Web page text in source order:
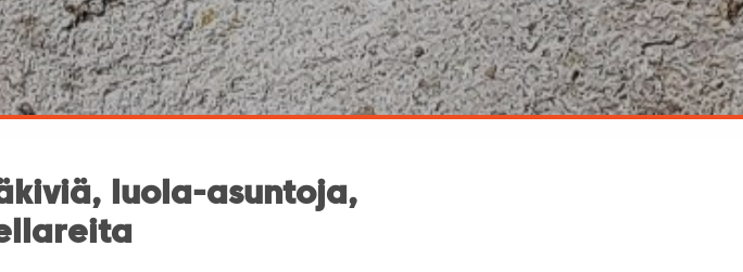
luola-asuntoja,